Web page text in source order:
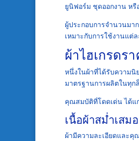
ยูนิฟอร์ม ชุดออกงาน หรื
ผู้ประกอบการจำนวนมา
เหมาะกับการใช้งานแต่
ผ้าไฮเกรดร
หนึ่งในผ้าที่ได้รับความนิ
มาตรฐานการผลิตในทุก
คุณสมบัติที่โดดเด่น ได้แ
เนื้อผ้าสม่ำเสมอ
ผ้ามีความละเอียดและคุ